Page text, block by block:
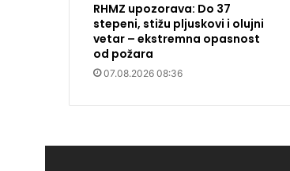
RHMZ upozorava: Do 37
stepeni, stižu pljuskovi i olujni
vetar – ekstremna opasnost
od požara
07.08.2026 08:36